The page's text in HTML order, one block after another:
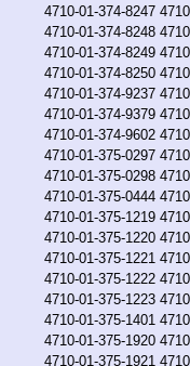
4710-01-374-8247
4710-01-374-8248
4710-01-374-8249
4710-01-374-8250
4710-01-374-9237
4710-01-374-9379
4710-01-374-9602
4710-01-375-0297
4710-01-375-0298
4710-01-375-0444
4710-01-375-1219
4710-01-375-1220
4710-01-375-1221
4710-01-375-1222
4710-01-375-1223
4710-01-375-1401
4710-01-375-1920
4710-01-375-1921